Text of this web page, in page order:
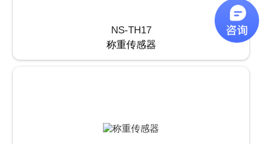
NS-TH17
称重传感器